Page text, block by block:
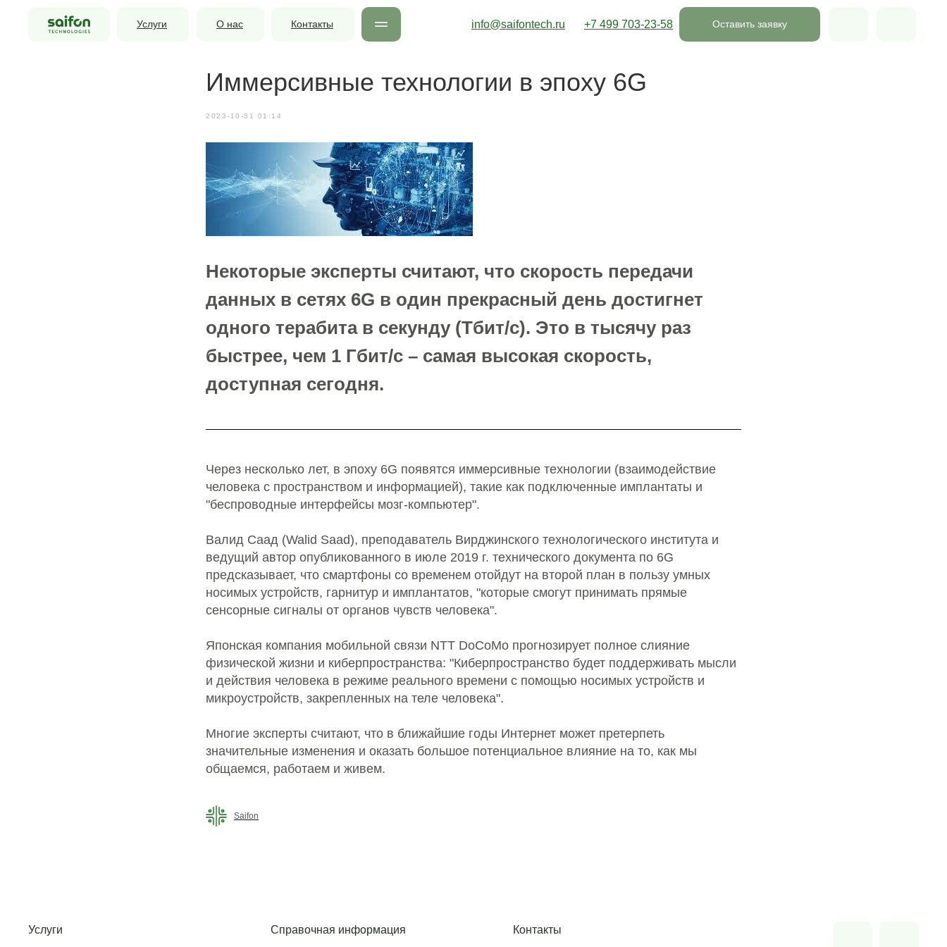
Услуги О нас Контакты +7 499 703-23-58
info@saifontech.ru Оставить заявку
Иммерсивные технологии в эпоху 6G
2023-10-31 01:14
Некоторые эксперты считают, что скорость передачи
данных в сетях 6G в один прекрасный день достигнет
одного терабита в секунду (Тбит/с). Это в тысячу раз
быстрее, чем 1 Гбит/с – самая высокая скорость,
доступная сегодня.
Через несколько лет, в эпоху 6G появятся иммерсивные технологии (взаимодействие
человека с пространством и информацией), такие как подключенные имплантаты и
"беспроводные интерфейсы мозг-компьютер".
Валид Саад (Walid Saad), преподаватель Вирджинского технологического института и
ведущий автор опубликованного в июле 2019 г. технического документа по 6G
предсказывает, что смартфоны со временем отойдут на второй план в пользу умных
носимых устройств, гарнитур и имплантатов, "которые смогут принимать прямые
сенсорные сигналы от органов чувств человека".
Японская компания мобильной связи NTT DoCoMo прогнозирует полное слияние
физической жизни и киберпространства: "Киберпространство будет поддерживать мысли
и действия человека в режиме реального времени с помощью носимых устройств и
микроустройств, закрепленных на теле человека".
Многие эксперты считают, что в ближайшие годы Интернет может претерпеть
значительные изменения и оказать большое потенциальное влияние на то, как мы
общаемся, работаем и живем.
Saifon
Контакты
Справочная информация
Услуги